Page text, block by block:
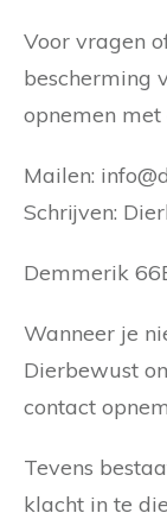
Voor vragen
bescherming
opnemen met
Mailen:
Schrijven:
Demmerik
Wanneer je
Dierbewust
contact
Tevens
klacht in te